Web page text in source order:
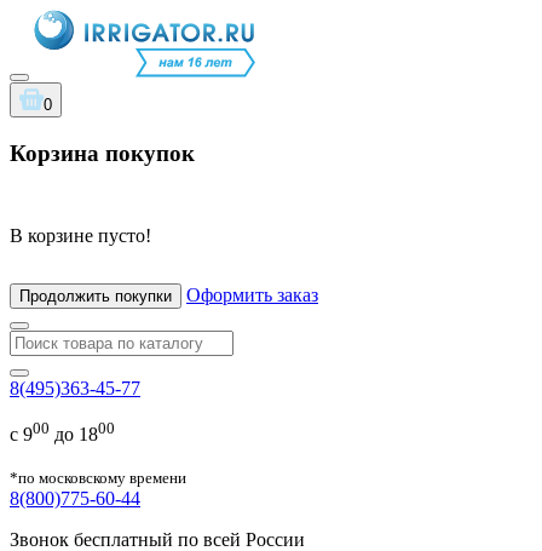
0
Корзина покупок
В корзине пусто!
Продолжить покупки Оформить заказ
8(495)363-45-77
с 900 до 1800
*по московскому времени
8(800)775-60-44
Звонок бесплатный по всей России